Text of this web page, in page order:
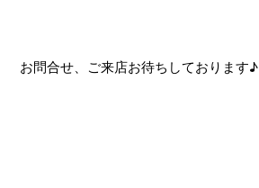
お問合せ、ご来店お待ちしております♪